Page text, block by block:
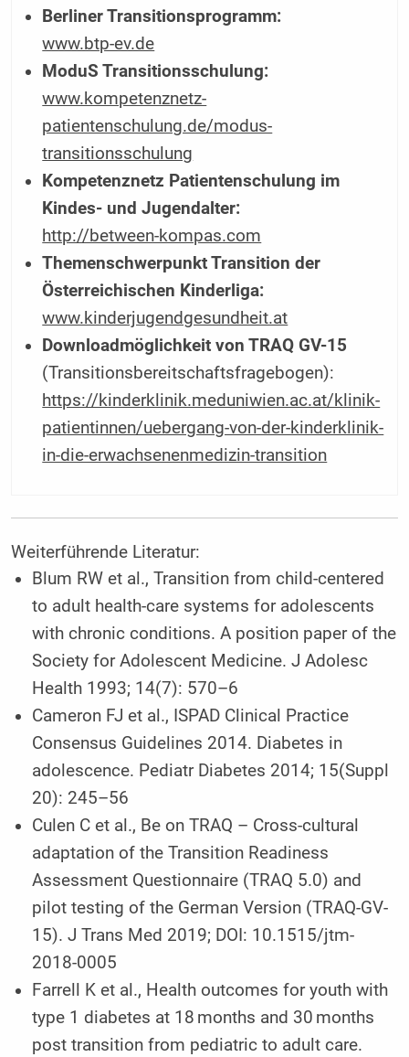
Berliner Transitionsprogramm:
www.btp-ev.de
ModuS Transitionsschulung:
www.kompetenznetz-
patientenschulung.de/modus-
transitionsschulung
Kompetenznetz Patientenschulung im
Kindes- und Jugendalter:
http://between-kompas.com
Themenschwerpunkt Transition der
Österreichischen Kinderliga:
www.kinderjugendgesundheit.at
Downloadmöglichkeit von TRAQ GV-15
(Transitionsbereitschafts­fragebogen):
https://kinderklinik.meduniwien.ac.at/klinik-
patientinnen/uebergang-von-der-kinderklinik-
in-die-erwachsenenmedizin-transition
Weiterführende Literatur:
Blum RW et al., Transition from child-centered
to adult health-care systems for adolescents
with chronic conditions. A position paper of the
Society for Adolescent Medicine. J Adolesc
Health 1993; 14(7): 570–6
Cameron FJ et al., ISPAD Clinical Practice
Consensus Guidelines 2014. Diabetes in
adoles­cence. Pediatr Diabetes 2014; 15(Suppl
20): 245–56
Culen C et al., Be on TRAQ – Cross-cultural
adaptation of the Transition Readiness
Assessment Questionnaire (TRAQ 5.0) and
pilot testing of the German Version (TRAQ-GV-
15). J Trans Med 2019; DOI: 10.1515/jtm-
2018-0005
Farrell K et al., Health outcomes for youth with
type 1 diabetes at 18 months and 30 months
post transition from pediatric to adult care.